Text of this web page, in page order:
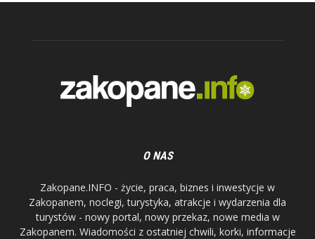
O NAS
Zakopane.INFO - życie, praca, biznes i inwestycje w
Zakopanem, noclegi, turystyka, atrakcje i wydarzenia dla
turystów - nowy portal, nowy przekaz, nowe media w
Zakopanem. Wiadomości z ostatniej chwili, korki, informacje